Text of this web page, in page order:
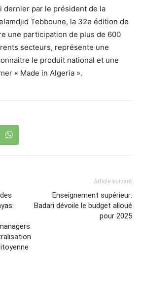
dernier par le président de la
Tebboune, la 32e édition de
une participation de plus de 600
secteurs, représente une
le produit national et une
« Made in Algeria ».
Article suivant
Enseignement supérieur:
Badari dévoile le budget alloué
pour 2025